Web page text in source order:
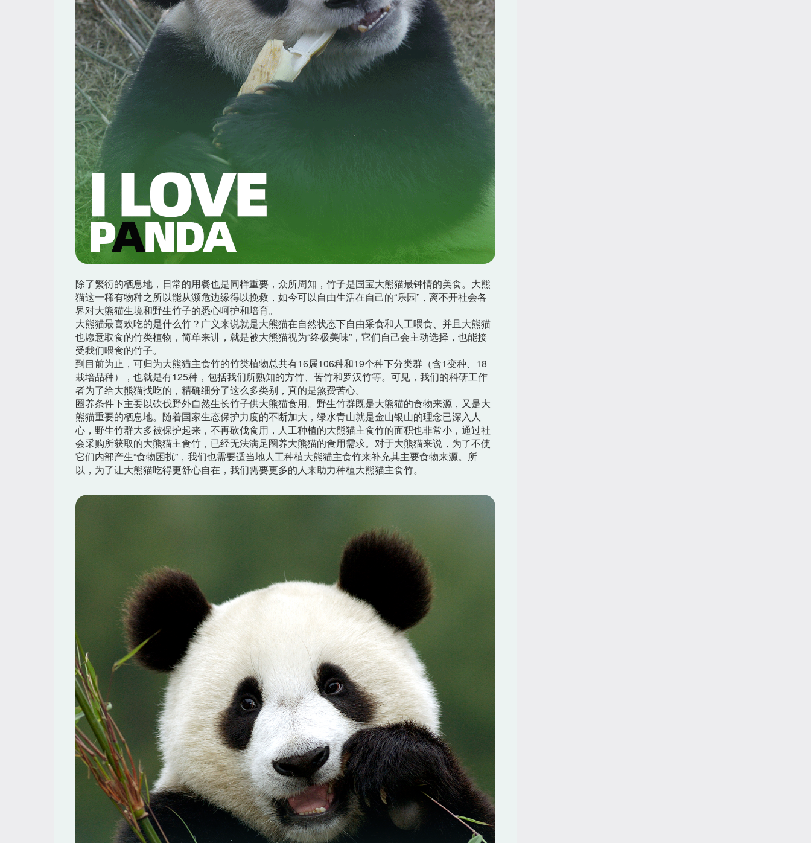
除了繁衍的栖息地，日常的用餐也是同样重要，众所周知，竹子是国宝大熊猫最钟情的美食。大熊
猫这一稀有物种之所以能从濒危边缘得以挽救，如今可以自由生活在自己的“乐园”，离不开社会各
界对大熊猫生境和野生竹子的悉心呵护和培育。
大熊猫最喜欢吃的是什么竹？广义来说就是大熊猫在自然状态下自由采食和人工喂食、并且大熊猫
也愿意取食的竹类植物，简单来讲，就是被大熊猫视为“终极美味”，它们自己会主动选择，也能接
受我们喂食的竹子。
到目前为止，可归为大熊猫主食竹的竹类植物总共有16属106种和19个种下分类群（含1变种、18
栽培品种），也就是有125种，包括我们所熟知的方竹、苦竹和罗汉竹等。可见，我们的科研工作
者为了给大熊猫找吃的，精确细分了这么多类别，真的是煞费苦心。
圈养条件下主要以砍伐野外自然生长竹子供大熊猫食用。野生竹群既是大熊猫的食物来源，又是大
熊猫重要的栖息地。随着国家生态保护力度的不断加大，绿水青山就是金山银山的理念已深入人
心，野生竹群大多被保护起来，不再砍伐食用，人工种植的大熊猫主食竹的面积也非常小，通过社
会采购所获取的大熊猫主食竹，已经无法满足圈养大熊猫的食用需求。对于大熊猫来说，为了不使
它们内部产生“食物困扰”，我们也需要适当地人工种植大熊猫主食竹来补充其主要食物来源。所
以，为了让大熊猫吃得更舒心自在，我们需要更多的人来助力种植大熊猫主食竹。